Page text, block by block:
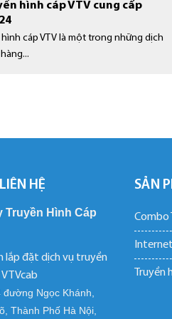
hình cáp VTV cung cấp
cáp VTV là một trong những dịch
HỆ
Truyền Hình Cáp
lắp đặt dịch vụ truyền
đường Ngọc Khánh,
Thành Phố Hà Nội,
SẢN
Combo
Truyền